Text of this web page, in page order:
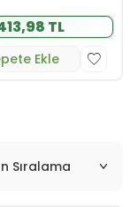
TL
Ekle